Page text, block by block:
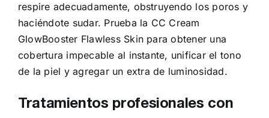
respire adecuadamente, obstruyendo los poros y
haciéndote sudar. Prueba la CC Cream
GlowBooster Flawless Skin para obtener una
cobertura impecable al instante, unificar el tono
de la piel y agregar un extra de luminosidad.
Tratamientos profesionales con